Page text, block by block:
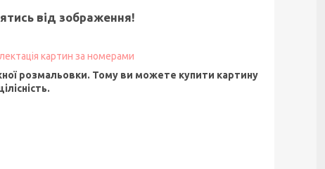
від зображення!
картин за номерами
розмальовки. Тому ви можете купити картину